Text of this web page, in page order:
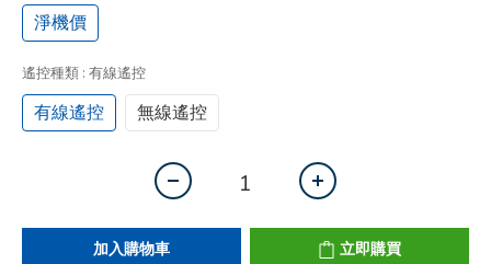
淨機價
遙控種類 : 有線遙控
有線遙控 無線遙控
加入購物車 立即購買